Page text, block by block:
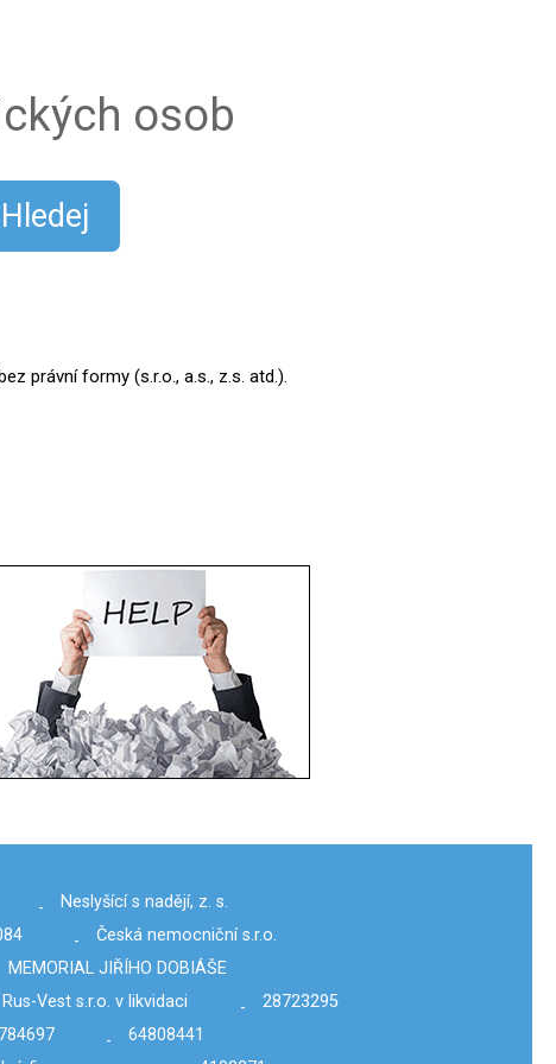
osob
Hledej
právní formy (s.r.o., a.s., z.s. atd.).
-
Neslyšící s nadějí, z. s.
-
Česká nemocniční s.r.o.
MEMORIAL JIŘÍHO DOBIÁŠE
Rus-Vest s.r.o. v likvidaci -
28723295
-
64808441